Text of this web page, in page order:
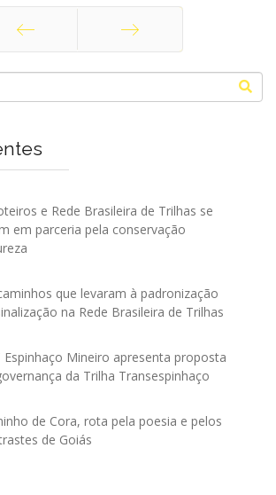
Anterior Próximo
e Rede Brasileira de Trilhas se
em parceria pela conservação
que levaram à padronização
na Rede Brasileira de Trilhas
Espinhaço Mineiro apresenta proposta
da Trilha Transespinhaço
de Cora, rota pela poesia e pelos
de Goiás